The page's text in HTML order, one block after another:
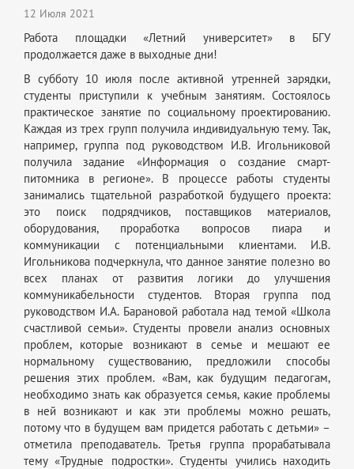
12 Июля 2021
Работа площадки «Летний университет» в БГУ
продолжается даже в выходные дни!
В субботу 10 июля после активной утренней зарядки,
студенты приступили к учебным занятиям. Состоялось
практическое занятие по социальному проектированию.
Каждая из трех групп получила индивидуальную тему. Так,
например, группа под руководством И.В. Игольниковой
получила задание «Информация о создание смарт-
питомника в регионе». В процессе работы студенты
занимались тщательной разработкой будущего проекта:
это поиск подрядчиков, поставщиков материалов,
оборудования, проработка вопросов пиара и
коммуникации с потенциальными клиентами. И.В.
Игольникова подчеркнула, что данное занятие полезно во
всех планах от развития логики до улучшения
коммуникабельности студентов. Вторая группа под
руководством И.А. Барановой работала над темой «Школа
счастливой семьи». Студенты провели анализ основных
проблем, которые возникают в семье и мешают ее
нормальному существованию, предложили способы
решения этих проблем. «Вам, как будущим педагогам,
необходимо знать как образуется семья, какие проблемы
в ней возникают и как эти проблемы можно решать,
потому что в будущем вам придется работать с детьми» –
отметила преподаватель. Третья группа прорабатывала
тему «Трудные подростки». Студенты учились находить